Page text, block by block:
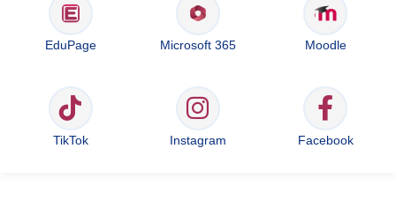
EduPage Microsoft 365 Moodle
TikTok Instagram Facebook